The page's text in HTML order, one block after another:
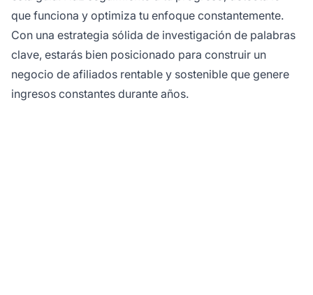
que funciona y optimiza tu enfoque constantemente.
Con una estrategia sólida de investigación de palabras
clave, estarás bien posicionado para construir un
negocio de afiliados rentable y sostenible que genere
ingresos constantes durante años.